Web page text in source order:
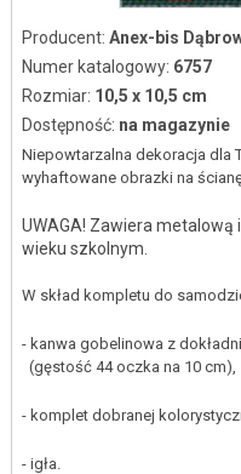
Producent: Anex-bis
Numer katalogowy: 6757
Rozmiar: 10,5 x 10,5 cm
Dostępność: na magazynie
Niepowtarzalna dekoracja dla
wyhaftowane obrazki na
UWAGA! Zawiera metalową
wieku szkolnym.
W skład kompletu do
- kanwa gobelinowa z
(gęstość 44 oczka na 10 cm),
- komplet dobranej
- igła.